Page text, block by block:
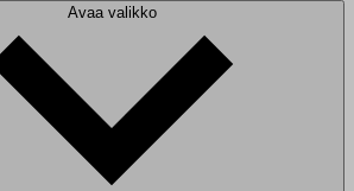
Avaa valikko